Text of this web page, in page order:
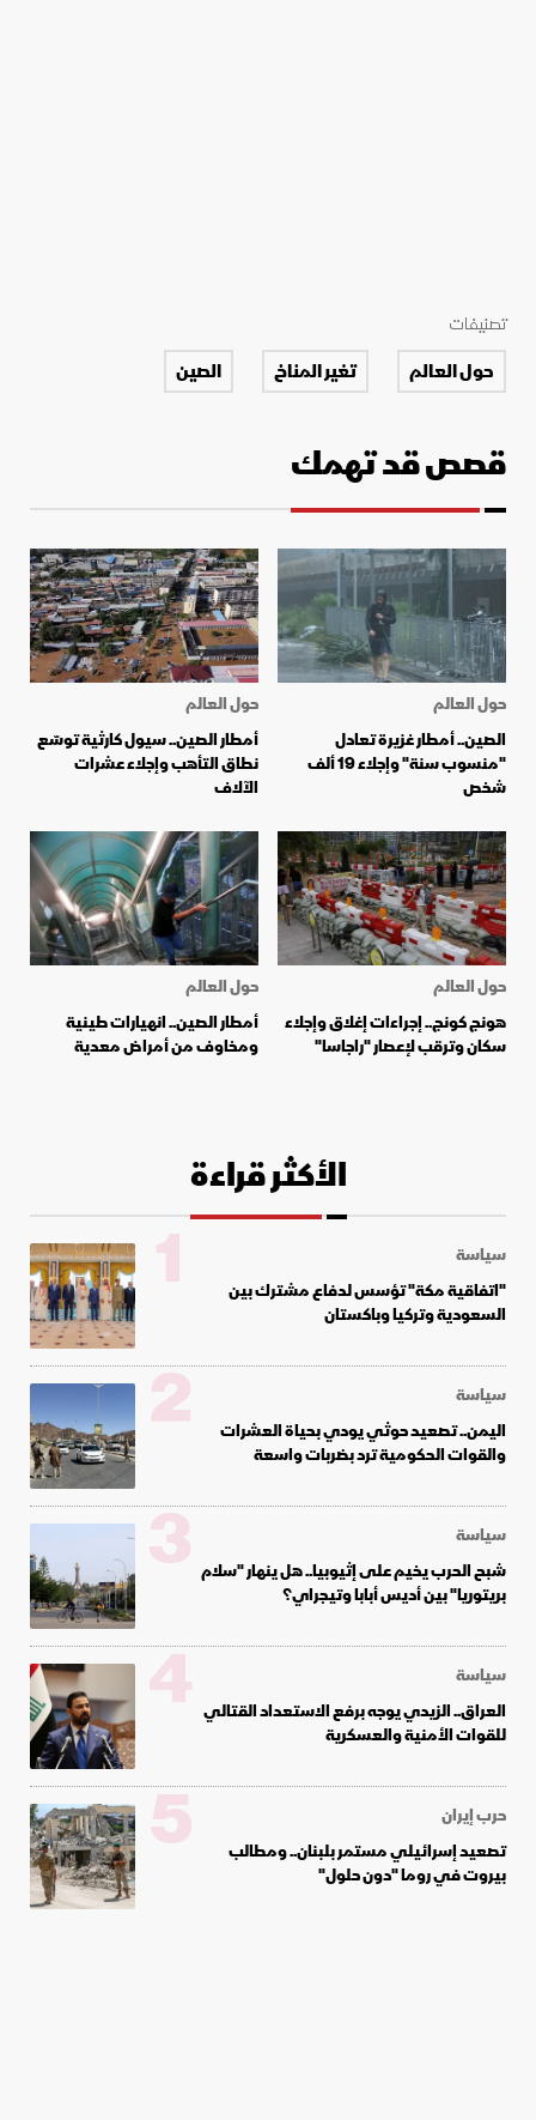
تصنيفات
حول العالم تغير المناخ الصين
قصص قد تهمك
حول العالم
الصين.. أمطار غزيرة تعادل
"منسوب سنة" وإجلاء 19 ألف
شخص
حول العالم
أمطار الصين.. سيول كارثية توسّع
نطاق التأهب وإجلاء عشرات
الآلاف
حول العالم
هونج كونج.. إجراءات إغلاق وإجلاء
سكان وترقب لإعصار "راجاسا"
حول العالم
أمطار الصين.. انهيارات طينية
ومخاوف من أمراض معدية
الأكثر قراءة
سياسة
"اتفاقية مكة" تؤسس لدفاع مشترك بين
السعودية وتركيا وباكستان
1
سياسة
اليمن.. تصعيد حوثي يودي بحياة العشرات
والقوات الحكومية ترد بضربات واسعة
2
سياسة
شبح الحرب يخيم على إثيوبيا.. هل ينهار "سلام
بريتوريا" بين أديس أبابا وتيجراي؟
3
سياسة
العراق.. الزيدي يوجه برفع الاستعداد القتالي
للقوات الأمنية والعسكرية
4
حرب إيران
تصعيد إسرائيلي مستمر بلبنان.. ومطالب
بيروت في روما "دون حلول"
5